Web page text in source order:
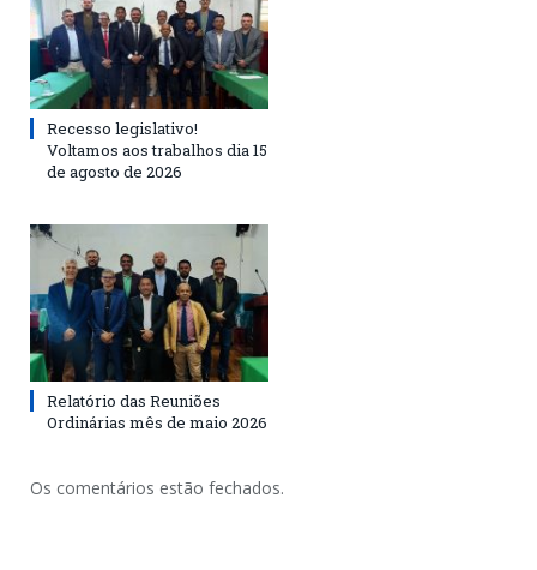
Recesso legislativo!
Voltamos aos trabalhos dia 15
de agosto de 2026
Relatório das Reuniões
Ordinárias mês de maio 2026
Os comentários estão fechados.